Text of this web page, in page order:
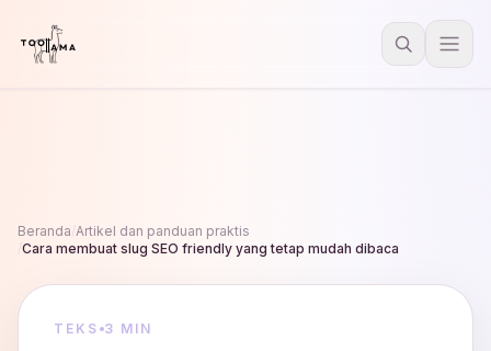
Beranda Artikel dan panduan praktis
Cara membuat slug SEO friendly yang tetap mudah dibaca
TEKS 3 MIN